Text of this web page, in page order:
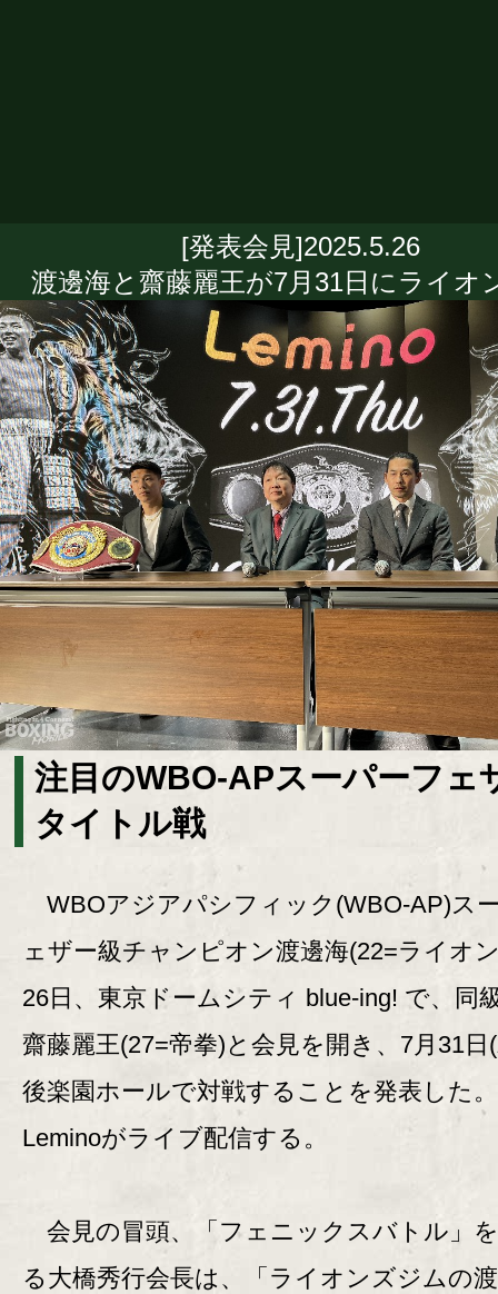
[発表会見]2025.5.26
渡邊海と齋藤麗王が7月31日にライオ
注目のWBO-APスーパーフェ
タイトル戦
WBOアジアパシフィック(WBO-AP)ス
ェザー級チャンピオン渡邊海(22=ライオ
26日、東京ドームシティ blue-ing! で、同
齋藤麗王(27=帝拳)と会見を開き、7月31日
後楽園ホールで対戦することを発表した
Leminoがライブ配信する。
会見の冒頭、「フェニックスバトル」
る大橋秀行会長は、「ライオンズジムの